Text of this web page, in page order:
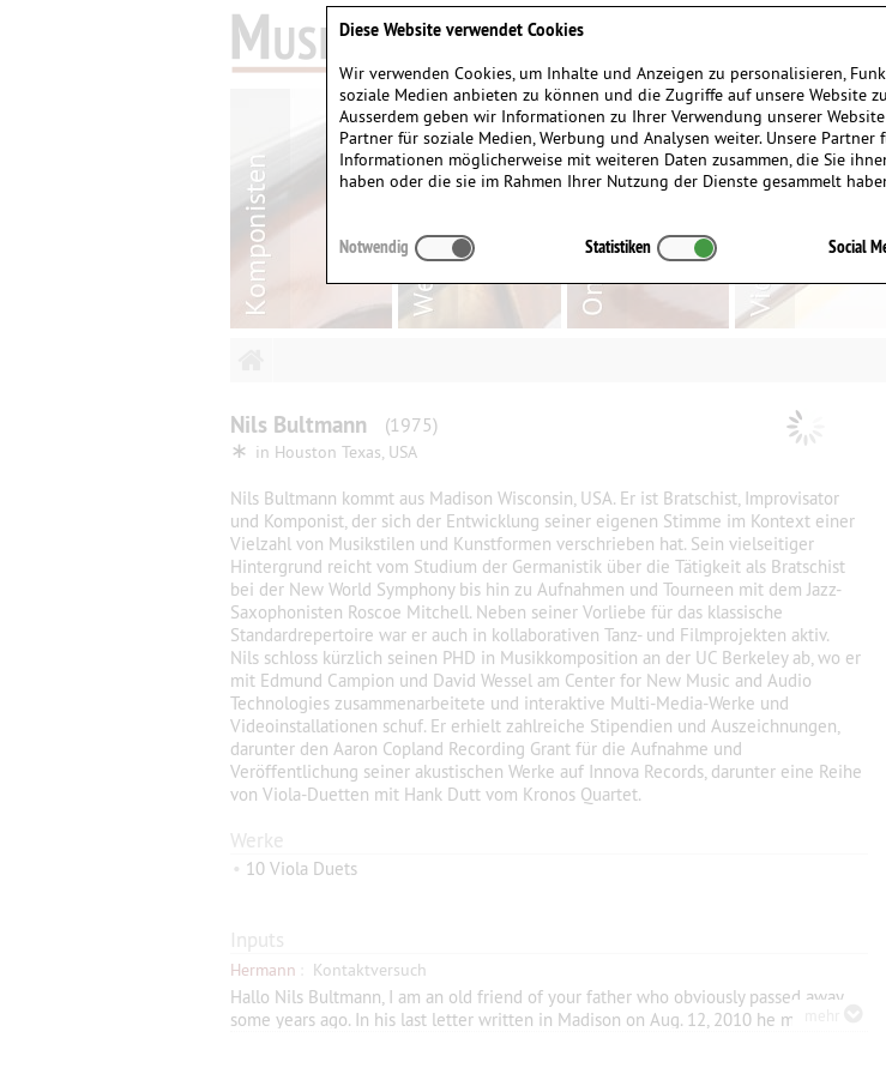
Nils Bultmann (1975)
∗ in Houston Texas, USA
Nils Bultmann kommt aus Madison Wisconsin, USA. Er ist Bratschist, Improvisator
und Komponist, der sich der Entwicklung seiner eigenen Stimme im Kontext einer
Vielzahl von Musikstilen und Kunstformen verschrieben hat. Sein vielseitiger
Hintergrund reicht vom Studium der Germanistik über die Tätigkeit als Bratschist
bei der New World Symphony bis hin zu Aufnahmen und Tourneen mit dem Jazz-
Saxophonisten Roscoe Mitchell. Neben seiner Vorliebe für das klassische
Standardrepertoire war er auch in kollaborativen Tanz- und Filmprojekten aktiv.
Nils schloss kürzlich seinen PHD in Musikkomposition an der UC Berkeley ab, wo er
mit Edmund Campion und David Wessel am Center for New Music and Audio
Technologies zusammenarbeitete und interaktive Multi-Media-Werke und
Videoinstallationen schuf. Er erhielt zahlreiche Stipendien und Auszeichnungen,
darunter den Aaron Copland Recording Grant für die Aufnahme und
Veröffentlichung seiner akustischen Werke auf Innova Records, darunter eine Reihe
von Viola-Duetten mit Hank Dutt vom Kronos Quartet.
Werke
• 10 Viola Duets
Inputs
Hermann Kontaktversuch
Hallo Nils Bultmann, I am an old friend of your father who obviously passed away
some years ago. In his last letter written in Madison on Aug. 12, 2010 he mentioned
Diese Website verwendet Cookies
Wir verwenden Cookies, um Inhalte und Anzeigen zu personalisieren,
soziale Medien anbieten zu können und die Zugriffe auf unsere Website
Ausserdem geben wir Informationen zu Ihrer Verwendung unserer
Partner für soziale Medien, Werbung und Analysen weiter. Unsere Partner
Informationen möglicherweise mit weiteren Daten zusammen, die Sie
haben oder die sie im Rahmen Ihrer Nutzung der Dienste gesammelt
Notwendig Statistiken Social